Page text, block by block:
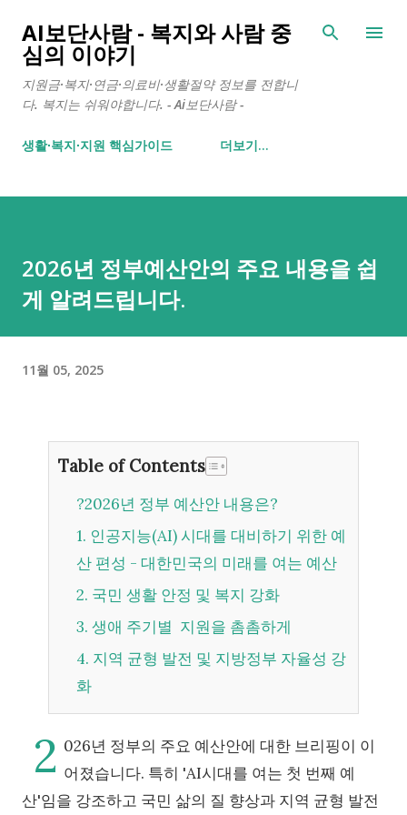
기본 콘텐츠로 건너뛰기
AI보단사람 - 복지와 사람 중
심의 이야기
지원금·복지·연금·의료비·생활절약 정보를 전합니
다. 복지는 쉬워야합니다. - Ai보단사람 -
생활∙복지∙지원 핵심가이드 더보기…
2026년 정부예산안의 주요 내용을 쉽
게 알려드립니다.
11월 05, 2025
Table of Contents
?2026년 정부 예산안 내용은?
1. 인공지능(AI) 시대를 대비하기 위한 예
산 편성 - 대한민국의 미래를 여는 예산
2. 국민 생활 안정 및 복지 강화
3. 생애 주기별 지원을 촘촘하게
4. 지역 균형 발전 및 지방정부 자율성 강
화
2 026년 정부의 주요 예산안에 대한 브리핑이 이
어졌습니다. 특히 'AI시대를 여는 첫 번째 예
산'임을 강조하고 국민 삶의 질 향상과 지역 균형 발전